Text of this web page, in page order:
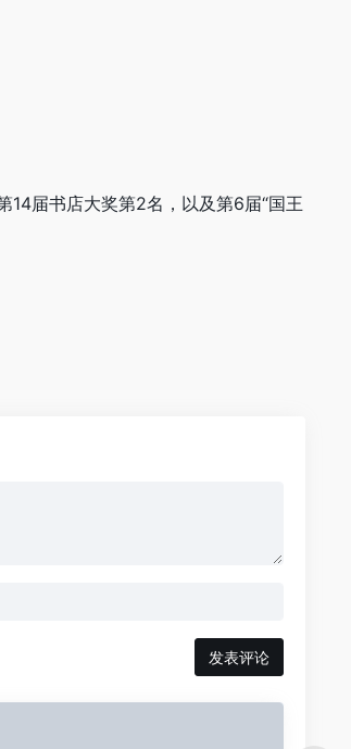
届书店大奖第2名，以及第6届“国王
发表评论